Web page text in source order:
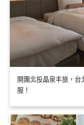
開團北投晶泉丰旅，
服！